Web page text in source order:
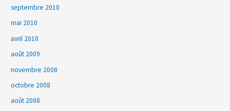
septembre 2010
mai 2010
avril 2010
août 2009
novembre 2008
octobre 2008
août 2008